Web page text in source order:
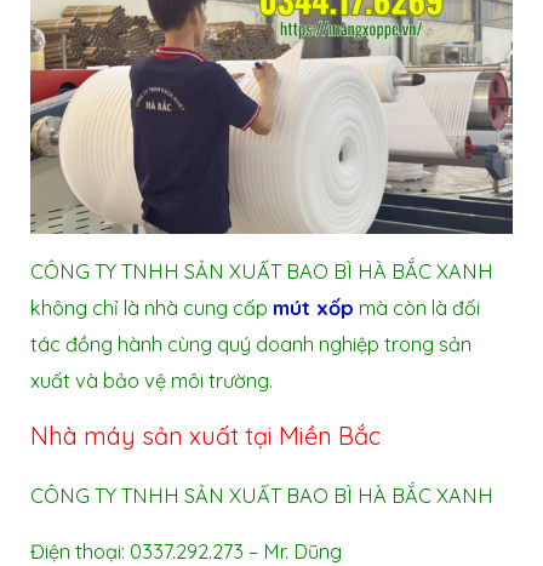
CÔNG TY TNHH SẢN XUẤT BAO BÌ HÀ BẮC XANH
không chỉ là nhà cung cấp mút xốp mà còn là đối
tác đồng hành cùng quý doanh nghiệp trong sản
xuất và bảo vệ môi trường.
Nhà máy sản xuất tại Miền Bắc
CÔNG TY TNHH SẢN XUẤT BAO BÌ HÀ BẮC XANH
Điện thoại: 0337.292.273 – Mr. Dũng